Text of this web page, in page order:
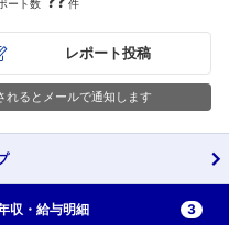
ート数 件
レポート投稿
れるとメールで通知します
収・ 給与明細 3